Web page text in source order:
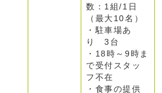
数：1組/1日
（最大10名）
・駐車場あ
り 3台
・18時～9時ま
で受付スタッ
フ不在
・食事の提供